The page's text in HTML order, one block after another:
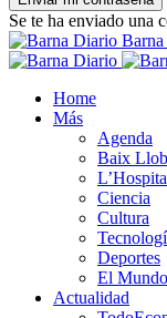
Se te ha enviado una
Home
Más
Agenda
Baix
Ciencia
Cultura
Deportes
El Mundo
Actualidad